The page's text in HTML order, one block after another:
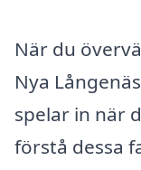
När du
Nya
spelar in när
förstå dessa